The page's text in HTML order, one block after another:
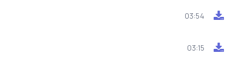
03:54
03:15